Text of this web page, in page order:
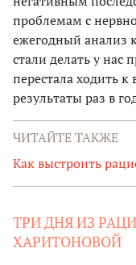
проблемам с
ежегодный анализ
стали делать у нас
перестала ходить
результаты раз в
ЧИТАЙТЕ ТАКЖЕ
Как выстроить
ТРИ ДНЯ ИЗ
ХАРИТОНОВОЙ